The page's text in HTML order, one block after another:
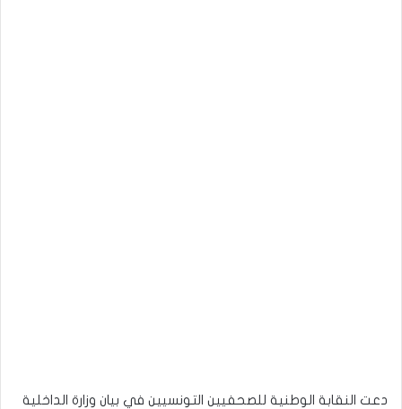
دعت النقابة الوطنية للصحفيين التونسيين في بيان وزارة الداخلية